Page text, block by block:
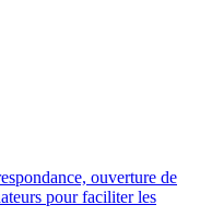
ouverture de
pour faciliter les